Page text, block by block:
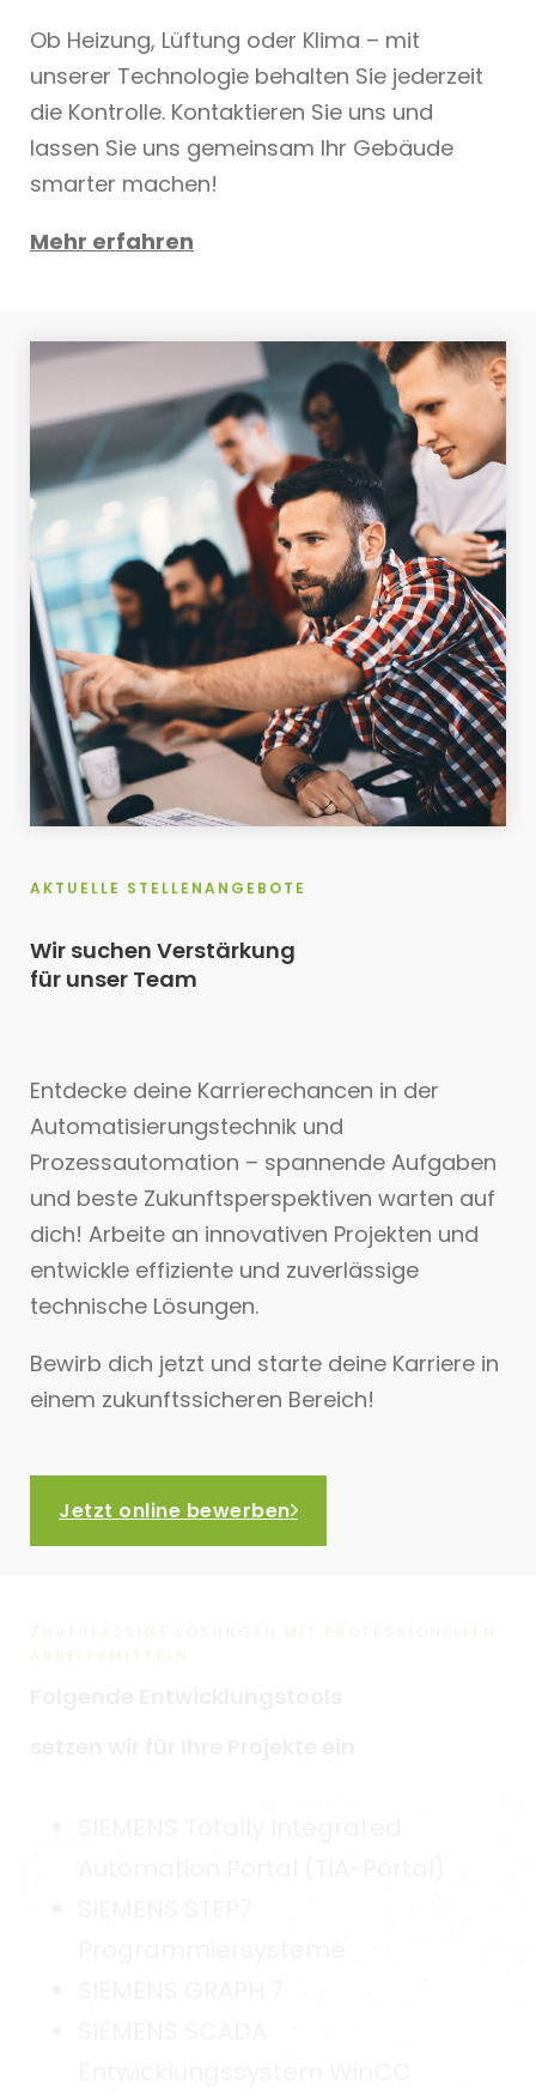
Ob Heizung, Lüftung oder Klima – mit
unserer Technologie behalten Sie jederzeit
die Kontrolle. Kontaktieren Sie uns und
lassen Sie uns gemeinsam Ihr Gebäude
smarter machen!
Mehr erfahren
AKTUELLE STELLENANGEBOTE
Wir suchen Verstärkung
für unser Team
Entdecke deine Karrierechancen in der
Automatisierungstechnik und
Prozessautomation – spannende Aufgaben
und beste Zukunftsperspektiven warten auf
dich! Arbeite an innovativen Projekten und
entwickle effiziente und zuverlässige
technische Lösungen.
Bewirb dich jetzt und starte deine Karriere in
einem zukunftssicheren Bereich!
Jetzt online bewerben